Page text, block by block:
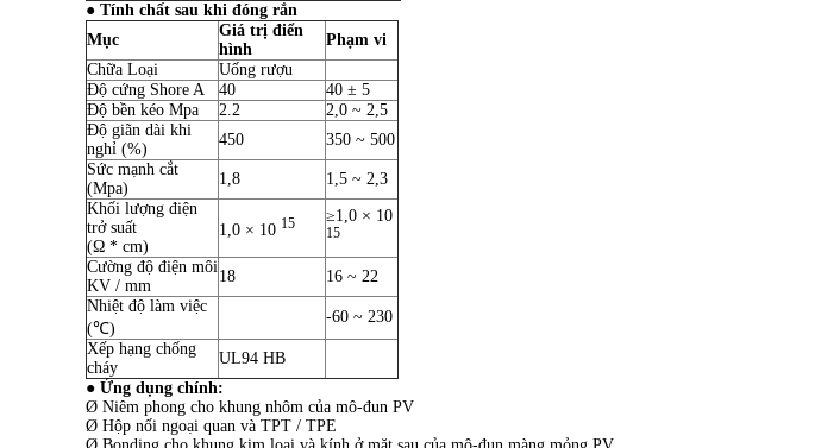
● Tính chất sau khi đóng rắn
Mục
Giá trị điển
hình
Phạm vi
Chữa Loại
Uống rượu
Độ cứng Shore A
40
40 ± 5
Độ bền kéo Mpa
2.2
2,0 ~ 2,5
Độ giãn dài khi
nghỉ (%)
450
350 ~ 500
Sức mạnh cắt
(Mpa)
1,8
1,5 ~ 2,3
Khối lượng điện
trở suất
(Ω * cm)
1,0 × 10 15 ≥1,0 × 10
15
Cường độ điện môi
KV / mm
18
16 ~ 22
Nhiệt độ làm việc
(℃)
-60 ~ 230
Xếp hạng chống
cháy
UL94 HB
● Ứng dụng chính:
Ø Niêm phong cho khung nhôm của mô-đun PV
Ø Hộp nối ngoại quan và TPT / TPE